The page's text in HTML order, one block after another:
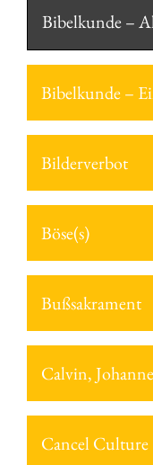
Bibelkunde –
Bibelkunde –
Bilderverbot
Böse(s)
Bußsakrament
Calvin,
Cancel Culture